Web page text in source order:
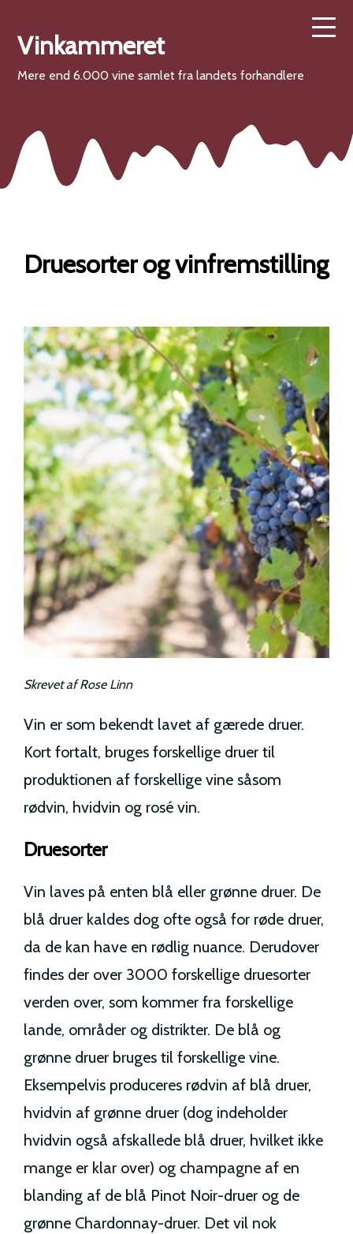
Vinkammeret
Mere end 6.000 vine samlet fra landets forhandlere
Druesorter og vinfremstilling
Skrevet afRose Linn
Vin er som bekendt lavet af gærede druer.
Kort fortalt, bruges forskellige druer til
produktionen af forskellige vine såsom
rødvin, hvidvin og rosé vin.
Druesorter
Vin laves på enten blå eller grønne druer. De
blå druer kaldes dog ofte også for røde druer,
da de kan have en rødlig nuance. Derudover
findes der over 3000 forskellige druesorter
verden over, som kommer fra forskellige
lande, områder og distrikter. De blå og
grønne druer bruges til forskellige vine.
Eksempelvis produceres rødvin af blå druer,
hvidvin af grønne druer (dog indeholder
hvidvin også afskallede blå druer, hvilket ikke
mange er klar over) og champagne af en
blanding af de blå Pinot Noir-druer og de
grønne Chardonnay-druer. Det vil nok